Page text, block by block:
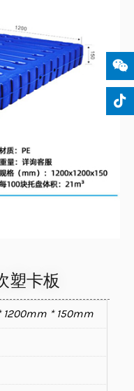
塑卡板
1200mm * 150mm